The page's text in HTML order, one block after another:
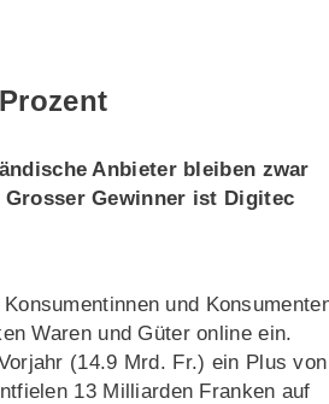
Anbieter bleiben zwar
Gewinner ist Digitec
und
Waren und Güter online ein.
(14.9 Mrd. Fr.) ein Plus von
13 Milliarden Franken auf